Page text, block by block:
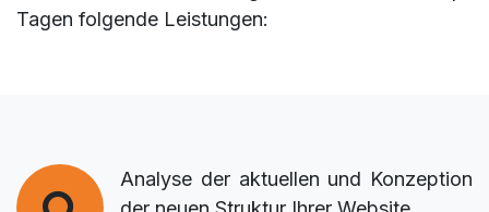
Tagen folgende Leistungen:
Analyse der aktuellen und Konzeption